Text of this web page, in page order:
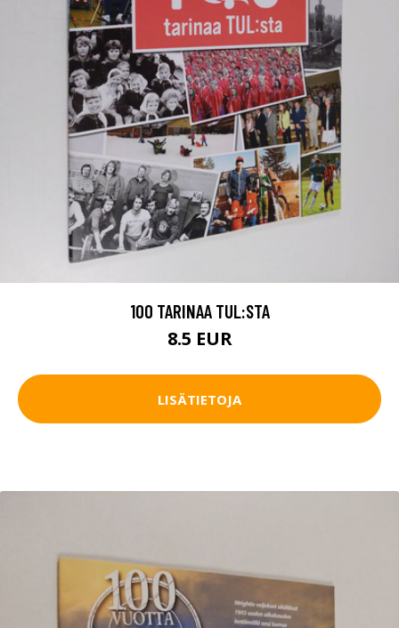
100 TARINAA TUL:STA
8.5 EUR
LISÄTIETOJA